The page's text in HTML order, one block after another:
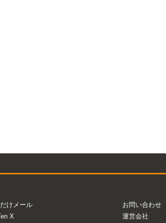
けメール
X
お問い合わせ
運営会社